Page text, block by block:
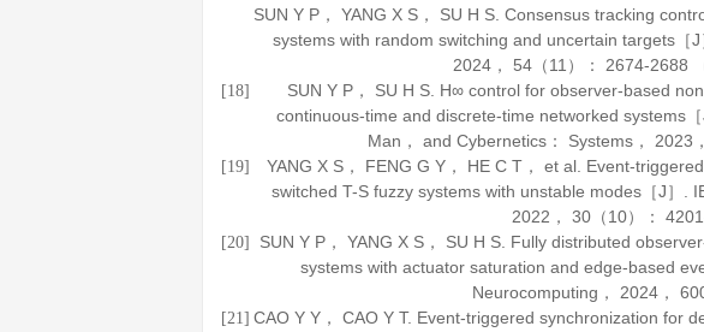
SUN Y P， YANG X S， SU H S. Consensus tracking
systems with random switching and uncertain targets［J
2024， 54（11）： 2674-2688
[18]
SUN Y P， SU H S. H∞ control for observer-based
continuous-time and discrete-time networked systems［
Man， and Cybernetics： Systems ， 2023 ，
[19]
YANG X S， FENG G Y， HE C T， et al. Event-
switched T-S fuzzy systems with unstable modes［J］.
2022 ， 30（10）：
[20]
SUN Y P， YANG X S， SU H S. Fully distributed
systems with actuator saturation and edge-based
Neurocomputing ， 2024，
[21] CAO Y Y， CAO Y T. Event-triggered synchronization for